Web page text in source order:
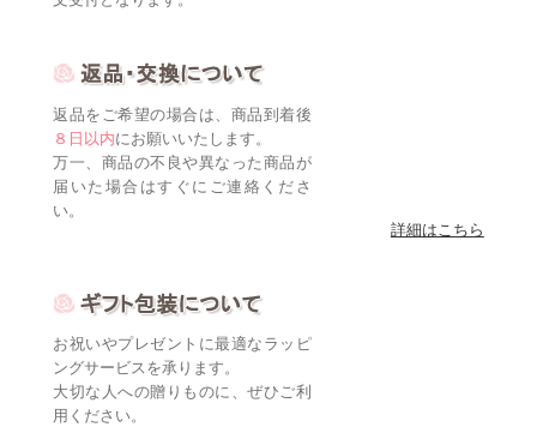
返品をご希望の場合は、商品到着後
８日以内にお願いいたします。
万一、商品の不良や異なった商品が
届いた場合はすぐにご連絡くださ
い。
詳細はこちら
お祝いやプレゼントに最適なラッピ
ングサービスを承ります。
大切な人への贈りものに、ぜひご利
用ください。